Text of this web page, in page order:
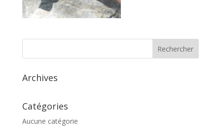
Archives
Catégories
Aucune catégorie